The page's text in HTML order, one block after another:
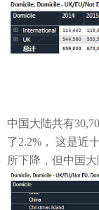
中国大陆共有
了2.2% ， 这是近
所下降，但中国